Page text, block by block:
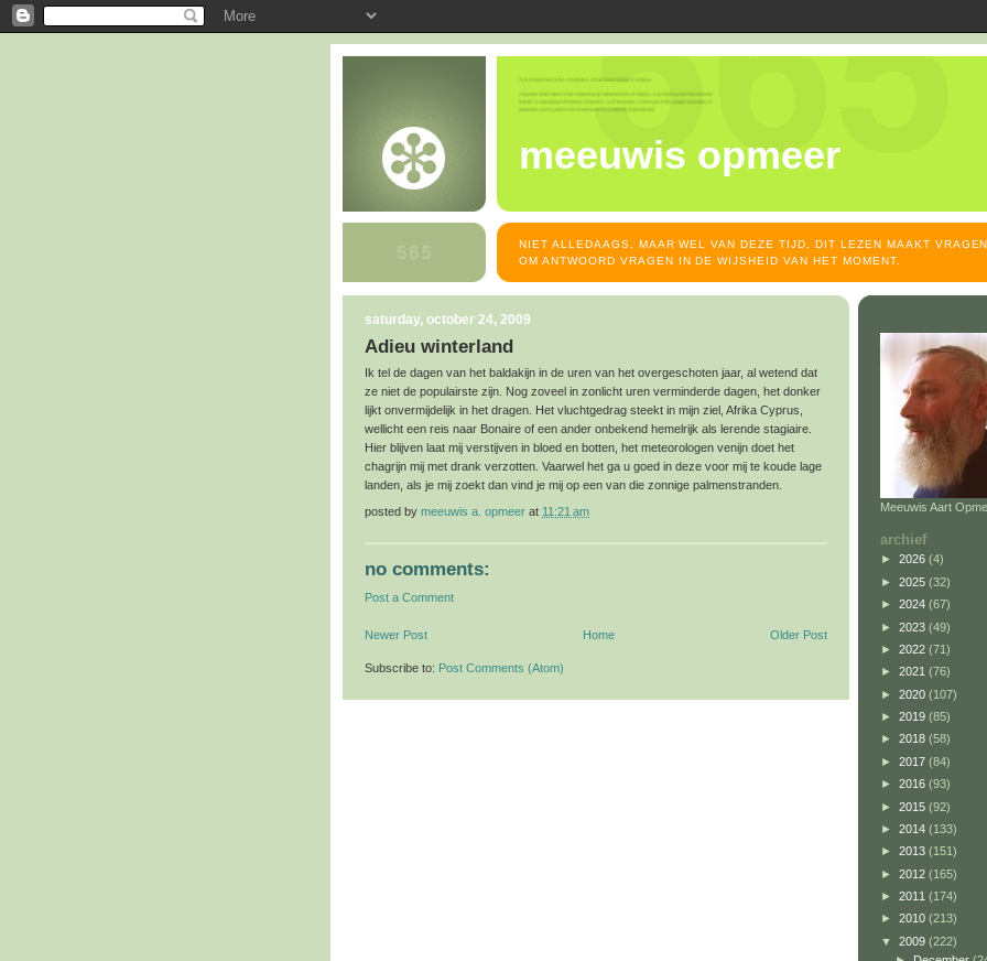
meeuwis opmeer
NIET ALLEDAAGS, MAAR WEL VAN DEZE TIJD, DIT LEZEN MAAKT
OM ANTWOORD VRAGEN IN DE WIJSHEID VAN HET MOMENT.
saturday, october 24, 2009
Adieu winterland
Ik tel de dagen van het baldakijn in de uren van het overgeschoten jaar, al wetend dat
ze niet de populairste zijn. Nog zoveel in zonlicht uren verminderde dagen, het donker
lijkt onvermijdelijk in het dragen. Het vluchtgedrag steekt in mijn ziel, Afrika Cyprus,
wellicht een reis naar Bonaire of een ander onbekend hemelrijk als lerende stagiaire.
Hier blijven laat mij verstijven in bloed en botten, het meteorologen venijn doet het
chagrijn mij met drank verzotten. Vaarwel het ga u goed in deze voor mij te koude lage
landen, als je mij zoekt dan vind je mij op een van die zonnige palmenstranden.
posted by meeuwis a. opmeer at 11:21 am
no comments:
Post a Comment
Newer Post Older Post
Home
Subscribe to: Post Comments (Atom)
Meeuwis Aart
archief
► 2026 (4)
► 2025 (32)
► 2024 (67)
► 2023 (49)
► 2022 (71)
► 2021 (76)
► 2020 (107)
► 2019 (85)
► 2018 (58)
► 2017 (84)
► 2016 (93)
► 2015 (92)
► 2014 (133)
► 2013 (151)
► 2012 (165)
► 2011 (174)
► 2010 (213)
▼ 2009 (222)